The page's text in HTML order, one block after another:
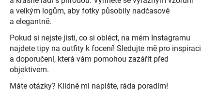
a velkým logům, aby fotky působily nadčasově
a elegantně.
Pokud si nejste jistí, co si obléct, na mém Instagramu
najdete tipy na outfity k focení! Sledujte mě pro inspiraci
a doporučení, která vám pomohou zazářit před
objektivem.
Máte otázky? Klidně mi napište, ráda poradím!